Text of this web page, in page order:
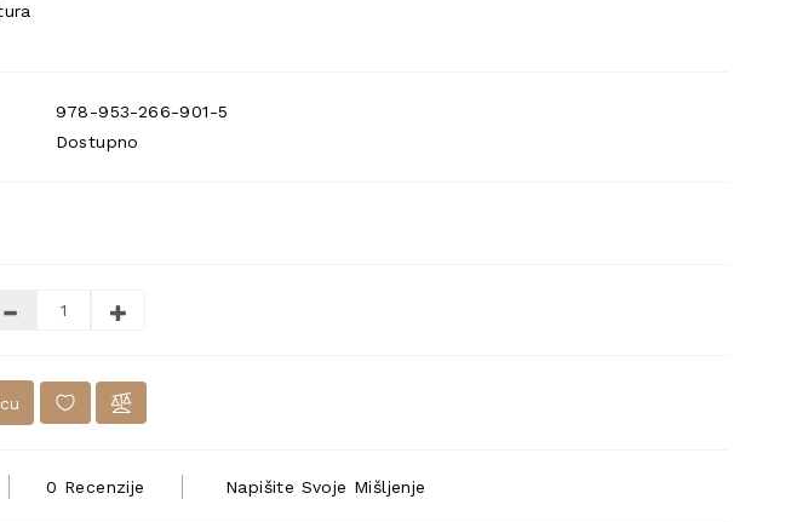
978-953-266-901-5
Dostupno
0 Recenzije Napišite Svoje Mišljenje